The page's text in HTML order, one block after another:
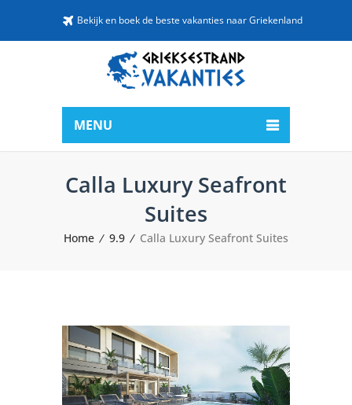
Bekijk en boek de beste vakanties naar Griekenland
MENU
Calla Luxury Seafront
Suites
Home 9.9 Calla Luxury Seafront Suites